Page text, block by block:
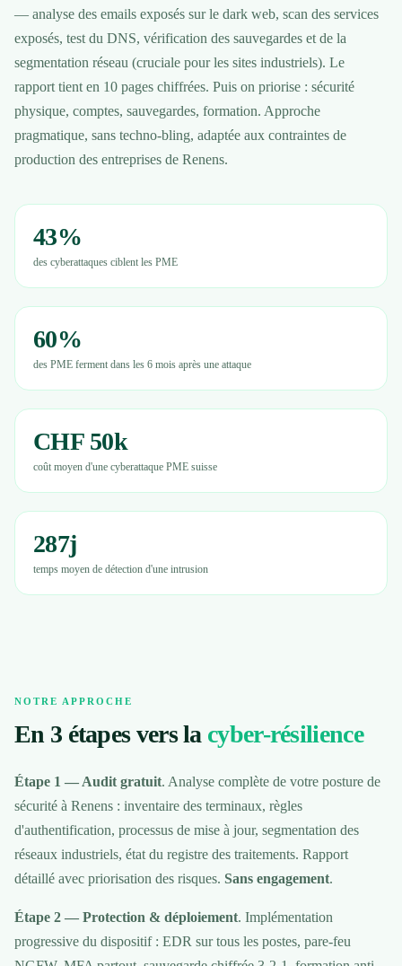
— analyse des emails exposés sur le dark web, scan des services
exposés, test du DNS, vérification des sauvegardes et de la
segmentation réseau (cruciale pour les sites industriels). Le
rapport tient en 10 pages chiffrées. Puis on priorise : sécurité
physique, comptes, sauvegardes, formation. Approche
pragmatique, sans techno-bling, adaptée aux contraintes de
production des entreprises de Renens.
43%
des cyberattaques ciblent les PME
60%
des PME ferment dans les 6 mois après une attaque
CHF 50k
coût moyen d'une cyberattaque PME suisse
287j
temps moyen de détection d'une intrusion
NOTRE APPROCHE
En 3 étapes vers la cyber-résilience
Étape 1 — Audit gratuit. Analyse complète de votre posture de
sécurité à Renens : inventaire des terminaux, règles
d'authentification, processus de mise à jour, segmentation des
réseaux industriels, état du registre des traitements. Rapport
détaillé avec priorisation des risques. Sans engagement.
Étape 2 — Protection & déploiement. Implémentation
progressive du dispositif : EDR sur tous les postes, pare-feu